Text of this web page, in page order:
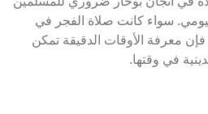
سواء كانت صلاة الفجر في
فإن معرفة الأوقات الدقيقة تمكن
في وقتها.